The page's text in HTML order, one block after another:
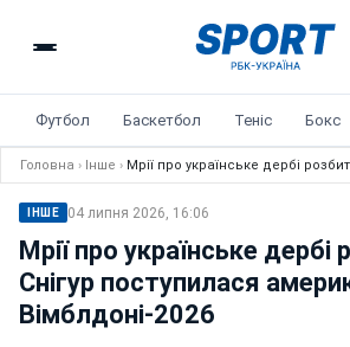
Футбол Баскетбол Теніс Бокс
Головна › Інше › Мрії про українське дербі
ІНШЕ 04 липня 2026, 16:06
Мрії про українське дербі
Снігур поступилася
Вімблдоні-2026